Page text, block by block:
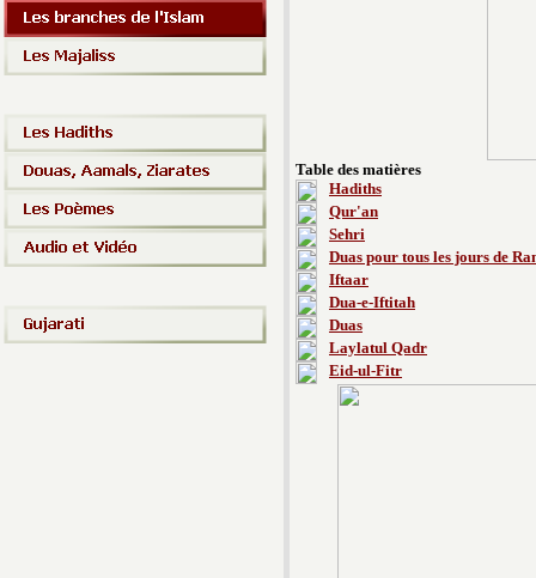
Table des matières
Hadiths
Qur'an
Sehri
Duas pour tous les jours de
Iftaar
Dua-e-Iftitah
Duas
Laylatul Qadr
Eid-ul-Fitr